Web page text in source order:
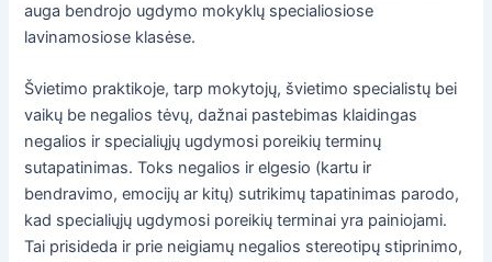
auga bendrojo ugdymo mokyklų specialiosiose
lavinamosiose klasėse.
Švietimo praktikoje, tarp mokytojų, švietimo specialistų bei
vaikų be negalios tėvų, dažnai pastebimas klaidingas
negalios ir specialiųjų ugdymosi poreikių terminų
sutapatinimas. Toks negalios ir elgesio (kartu ir
bendravimo, emocijų ar kitų) sutrikimų tapatinimas parodo,
kad specialiųjų ugdymosi poreikių terminai yra painiojami.
Tai prisideda ir prie neigiamų negalios stereotipų stiprinimo,